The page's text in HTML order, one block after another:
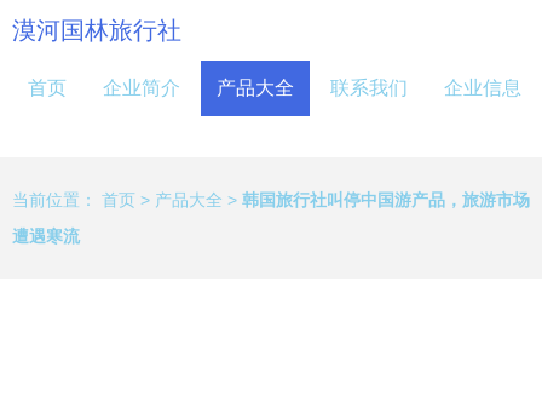
漠河国林旅行社
首页 企业简介 产品大全 联系我们 企业信息
当前位置： 首页 > 产品大全 > 韩国旅行社叫停中国游产品，旅游市场
遭遇寒流